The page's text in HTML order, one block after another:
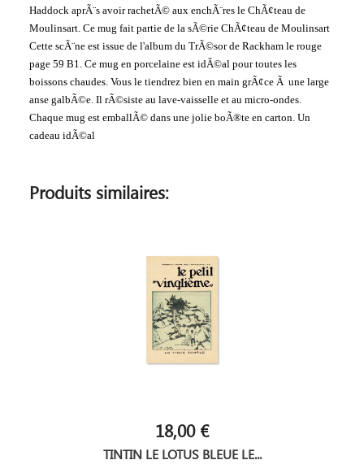
Haddock aprÃ¨s avoir rachetÃ© aux enchÃ¨res le ChÃ¢teau de
Moulinsart. Ce mug fait partie de la sÃ©rie ChÃ¢teau de Moulinsart
Cette scÃ¨ne est issue de l'album du TrÃ©sor de Rackham le rouge
page 59 B1. Ce mug en porcelaine est idÃ©al pour toutes les
boissons chaudes. Vous le tiendrez bien en main grÃ¢ce Ã une large
anse galbÃ©e. Il rÃ©siste au lave-vaisselle et au micro-ondes.
Chaque mug est emballÃ© dans une jolie boÃ®te en carton. Un
cadeau idÃ©al
Produits similaires:
18,00 €
TINTIN LE LOTUS BLEUE LE...